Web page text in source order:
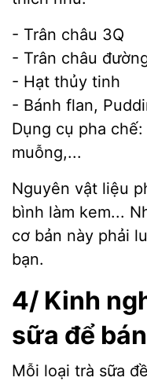
- Trân châu 3Q
- Trân châu
- Hạt thủy tinh
- Bánh flan,
Dụng cụ pha
muỗng,...
Nguyên vật liệu
bình làm kem...
cơ bản này phải
bạn.
4/ Kinh
sữa để bán
Mỗi loại trà sữa